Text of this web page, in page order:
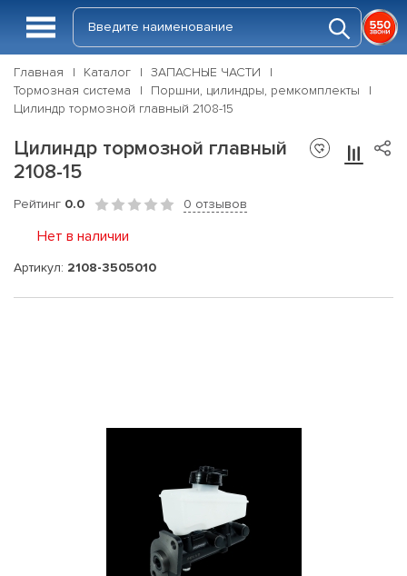
Главная Каталог
ЗАПАСНЫЕ ЧАСТИ
Тормозная система
Поршни, цилиндры, ремкомплекты
Цилиндр тормозной главный 2108-15
Цилиндр тормозной главный
2108-15
Рейтинг 0.0 0 отзывов
Нет в наличии
Артикул: 2108-3505010